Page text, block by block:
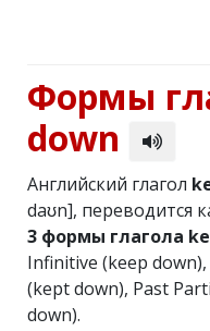
Формы
down
Английский глагол
daʊn], переводится
3 формы глагола
Infinitive (keep down),
(kept down), Past
down).